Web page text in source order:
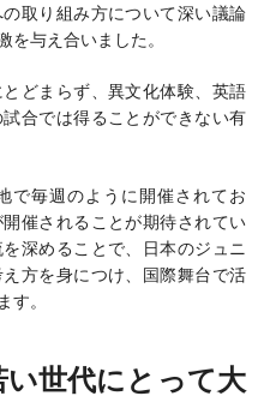
取り組み方について深い議論
与え合いました。
どまらず、異文化体験、英語
合では得ることができない有
で毎週のように開催されてお
催されることが期待されてい
深めることで、日本のジュニ
方を身につけ、国際舞台で活
。
い世代にとって大